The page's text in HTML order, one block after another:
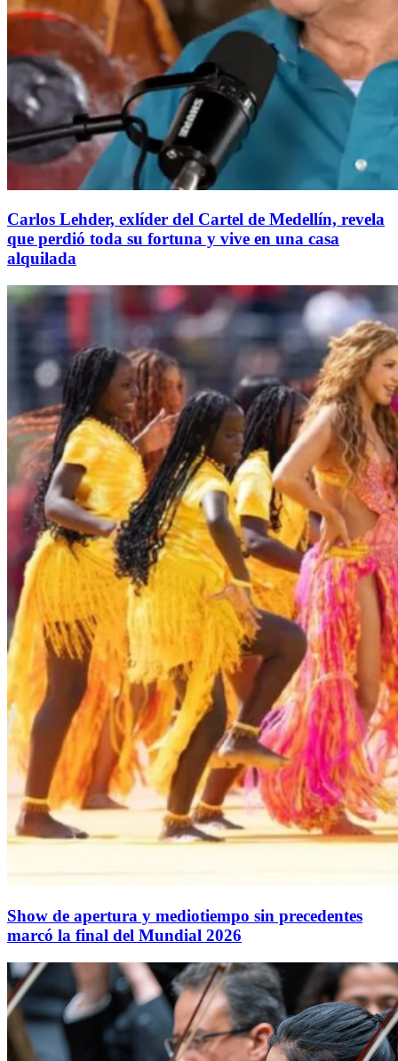
Carlos Lehder, exlíder del Cartel de Medellín, revela
que perdió toda su fortuna y vive en una casa
alquilada
Show de apertura y mediotiempo sin precedentes
marcó la final del Mundial 2026